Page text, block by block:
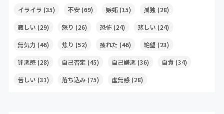
イライラ (35) 不安(69) 嫉妬(15) 孤独 (28)
寂しい(29) 怒り (26) 恐怖(24) 悲しい(24)
無気力 (46) 焦り (52) 疲れた (46) 絶望 (23)
罪悪感(28) 自己否定 (45) 自己嫌悪(36) 自責 (34)
苦しい(31) 落ち込み(75) 虚無感(28)